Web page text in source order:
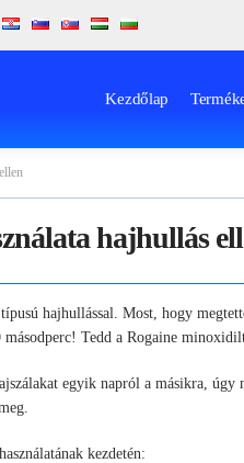
Kezdőlap
hajhullás
hajhullással. Most, hogy
Tedd a Rogaine
egyik napról a másikra,
kezdetén: